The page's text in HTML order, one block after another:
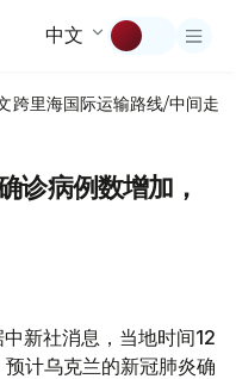
中文
跨里海国际运输路线/中间走廊
诊病例数增加，
新社消息，当地时间12
计乌克兰的新冠肺炎确